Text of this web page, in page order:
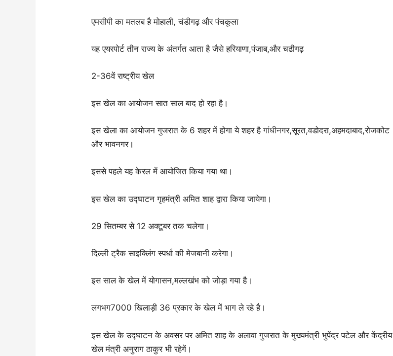
एमसीपी का मतलब है मोहाली, चंडीगढ़ और पंचकूला
यह एयरपोर्ट तीन राज्य के अंतर्गत आता है जैसे हरियाणा,पंजाब,और चढीगढ़
2-36वें राष्ट्रीय खेल
इस खेल का आयोजन सात साल बाद हो रहा है।
इस खेला का आयोजन गुजरात के 6 शहर में होगा ये शहर हैगांधीनगर,सूरत,वडोदरा,अहमदाबाद,रोजकोट
और भावनगर।
इससे पहले यह केरल में आयोजित किया गया था।
इस खेल का उद्घाटन गृहमंत्री अमित शाह द्वारा किया जायेगा।
29 सितम्बर से 12 अक्टूबर तक चलेगा।
दिल्ली ट्रैक साइक्लिंग स्पर्धा की मेजबानी करेगा।
इस साल के खेल में योगासन,मल्लखंभ को जोड़ा गया है।
लगभग7000 खिलाड़ी 36 प्रकार के खेल में भाग ले रहे है।
इस खेल के उद्घाटन के अवसर पर अमित शाह के अलावा गुजरात के मुख्यमंत्री भुपेंद्र पटेल और केंद्रीय
खेल मंत्री अनुराग ठाकुर भी रहेगें।